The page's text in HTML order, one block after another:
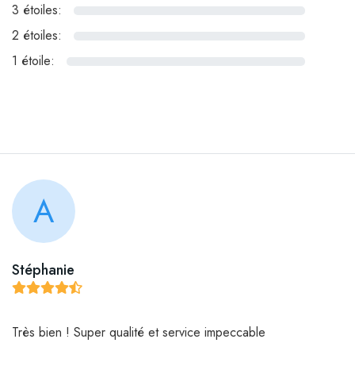
3 étoiles:
2 étoiles:
1 étoile:
A
Stéphanie
Très bien ! Super qualité et service impeccable